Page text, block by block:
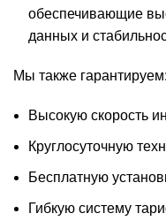
обеспечивающие
данных и
Мы также гарантируем:
Высокую скорость
Круглосуточную
Бесплатную
Гибкую систему